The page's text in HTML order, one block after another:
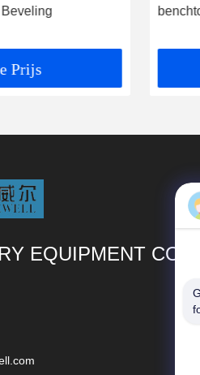
Prijs
EQUIPMENT